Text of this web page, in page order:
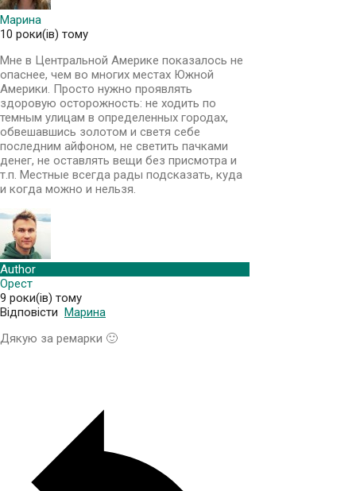
Марина
10 роки(ів) тому
Мне в Центральной Америке показалось не
опаснее, чем во многих местах Южной
Америки. Просто нужно проявлять
здоровую осторожность: не ходить по
темным улицам в определенных городах,
обвешавшись золотом и светя себе
последним айфоном, не светить пачками
денег, не оставлять вещи без присмотра и
т.п. Местные всегда рады подсказать, куда
и когда можно и нельзя.
Author
Орест
9 роки(ів) тому
Відповісти Марина
Дякую за ремарки 🙂